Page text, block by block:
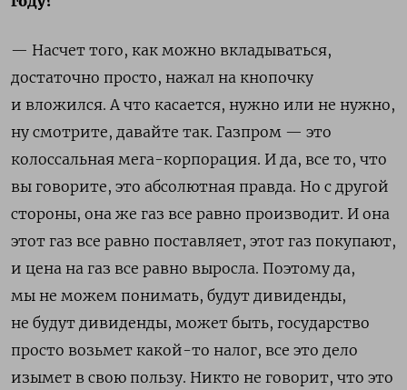
— Насчет того, как можно вкладываться,
достаточно просто, нажал на кнопочку
и вложился. А что касается, нужно или не нужно,
ну смотрите, давайте так. Газпром — это
колоссальная мега-корпорация. И да, все то, что
вы говорите, это абсолютная правда. Но с другой
стороны, она же газ все равно производит. И она
этот газ все равно поставляет, этот газ покупают,
и цена на газ все равно выросла. Поэтому да,
мы не можем понимать, будут дивиденды,
не будут дивиденды, может быть, государство
просто возьмет какой-то налог, все это дело
изымет в свою пользу. Никто не говорит, что это